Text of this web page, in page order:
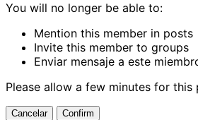
You will no longer be able to:
Mention this member in posts
Invite this member to groups
Enviar mensaje a este
Please allow a few minutes for
Confirm